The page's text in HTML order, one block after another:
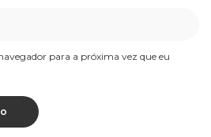
para a próxima vez que eu